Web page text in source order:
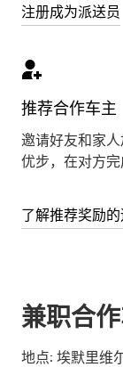
注册成为派送员
推荐合作车主
邀请好友和家
优步，在对方完
了解推荐奖励
兼职合
地点: 埃默里维